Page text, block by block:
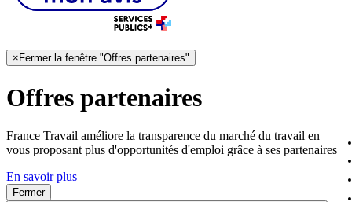
× Fermer la fenêtre "Offres partenaires"
Offres partenaires
France Travail améliore la transparence du marché du travail en
vous proposant plus d'opportunités d'emploi grâce à ses partenaires
En savoir plus
Fermer